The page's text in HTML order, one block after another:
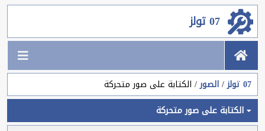
07 تولز
07 تولز الصور الكتابة على صور متحركة
الكتابة على صور متحركة